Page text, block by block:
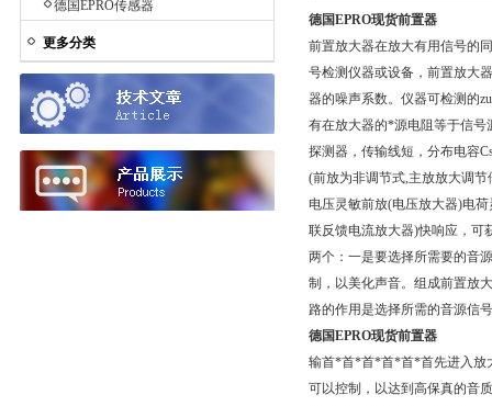
德国EPRO传感器
更多分类
德国EPRO现货前置器
前置放大器在放大有用信号的
号检测仪器或设备，前置放大
器的噪声系数。仪器可检测的
有在放大器的*源电阻等于信号
探测器，传输线短，分布电容
(前放为非调节式,主放放大调
电压灵敏前放(电压放大器)电
联反馈电流放大器)快响应，可
两个：一是要选择所需要的音
制，以美化声音。组成前置放
路的作用是选择所需的音源信
德国EPRO现货前置器
输首*首*首*首*首*首先进入放
可以控制，以达到高保真的音